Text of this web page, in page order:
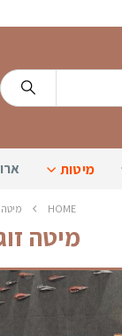
מיטות
HOME מיטה
מיטה